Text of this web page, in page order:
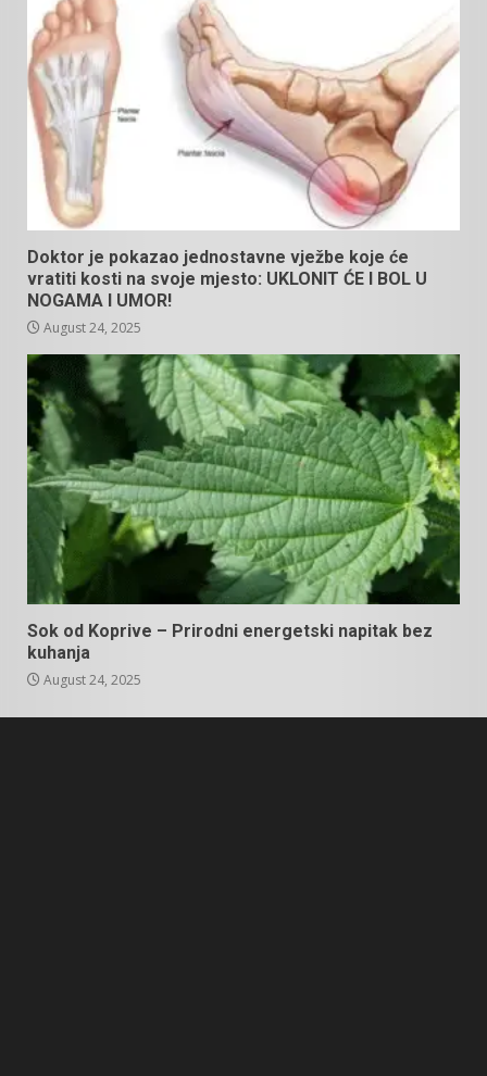
Doktor je pokazao jednostavne vježbe koje će
vratiti kosti na svoje mjesto: UKLONIT ĆE I BOL U
NOGAMA I UMOR!
August 24, 2025
Sok od Koprive – Prirodni energetski napitak bez
kuhanja
August 24, 2025